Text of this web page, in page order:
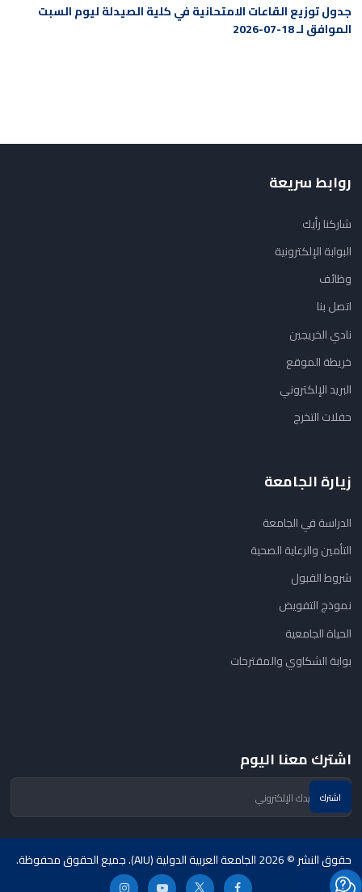
جدول توزيع القاعات الامتحانية في كلية الصيدلة ليوم السبت
الموافق لـ 18-07-2026
روابط سريعة
شاركنا رأيك
البوابة الإلكترونية
وظائف
اتصل بنا
نادي الخريجين
خريطة الموقع
البريد الإلكتروني
حفلات التخرج
زيارة الجامعة
الدراسة في الجامعة
التأمين والرعاية الصحية
شروط القبول
نموذج التفويض
الحياة الجامعية
بوابة الشكاوي والمقترحات
اشترك معنا اليوم
حقوق النشر © 2026 الجامعة العربية الدولية (AIU). جميع الحقوق محفوظة.